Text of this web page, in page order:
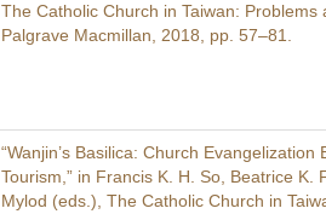
The Catholic Church in Taiwan: Problems
Palgrave Macmillan, 2018, pp. 57–81.
“Wanjin’s Basilica: Church Evangelization
Tourism,” in Francis K. H. So, Beatrice K.
Mylod (eds.), The Catholic Church in